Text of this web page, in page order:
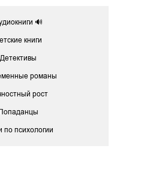
🔊
книги
Детективы
романы
рост
по психологии